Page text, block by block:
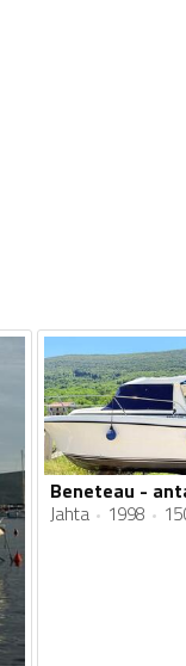
Beneteau -
Jahta 1998